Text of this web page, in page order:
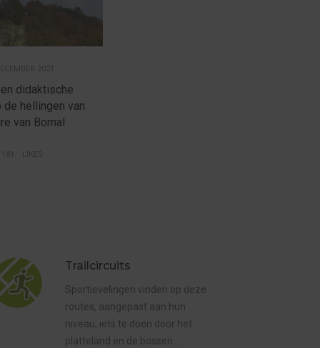
didaktische
hellingen van
van Bomal
Trailcircuits
Sportievelingen vinden op deze
routes, aangepast aan hun
niveau, iets te doen door het
platteland en de bossen …